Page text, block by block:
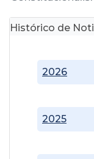
Histórico de
2025
2026